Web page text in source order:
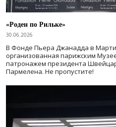
«Роден по Рильке»
30.06.2026
В Фонде Пьера Джанадда в
организованная парижским
патронажем президента
Пармелена. Не пропустите!